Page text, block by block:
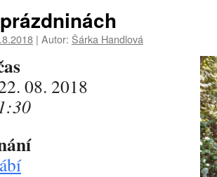
| Autor: Šárka Handlová
08. 2018